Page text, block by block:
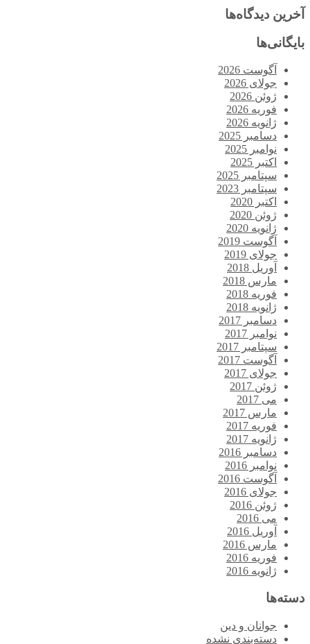
آخرین دیدگاه‌ها
بایگانی‌ها
آگوست 2026
جولای 2026
ژوئن 2026
فوریه 2026
ژانویه 2026
دسامبر 2025
نوامبر 2025
اکتبر 2025
سپتامبر 2025
سپتامبر 2023
اکتبر 2020
ژوئن 2020
ژانویه 2020
آگوست 2019
جولای 2019
آوریل 2018
مارس 2018
فوریه 2018
ژانویه 2018
دسامبر 2017
نوامبر 2017
سپتامبر 2017
آگوست 2017
جولای 2017
ژوئن 2017
می 2017
مارس 2017
فوریه 2017
ژانویه 2017
دسامبر 2016
نوامبر 2016
آگوست 2016
جولای 2016
ژوئن 2016
می 2016
آوریل 2016
مارس 2016
فوریه 2016
ژانویه 2016
دسته‌ها
جوانان و دین
دسته‌بندی نشده